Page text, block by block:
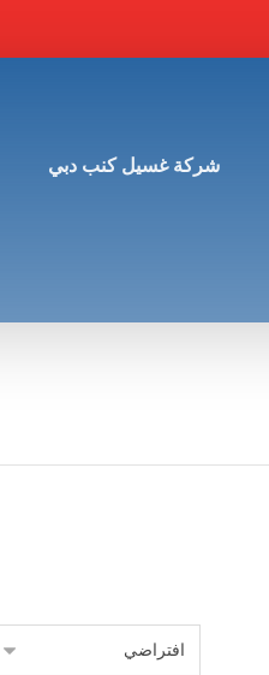
شركة غسيل كنب دبي